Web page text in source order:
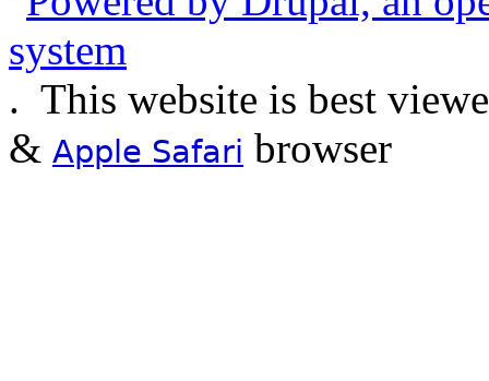
. This website is best
& Apple Safari browser